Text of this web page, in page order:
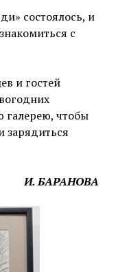
состоялось, и
с
и гостей
галерею, чтобы
зарядиться
И. БАРАНОВА